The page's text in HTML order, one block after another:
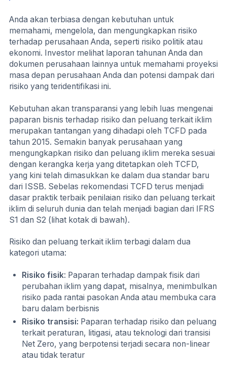
Anda akan terbiasa dengan kebutuhan untuk
memahami, mengelola, dan mengungkapkan risiko
terhadap perusahaan Anda, seperti risiko politik atau
ekonomi. Investor melihat laporan tahunan Anda dan
dokumen perusahaan lainnya untuk memahami proyeksi
masa depan perusahaan Anda dan potensi dampak dari
risiko yang teridentifikasi ini.
Kebutuhan akan transparansi yang lebih luas mengenai
paparan bisnis terhadap risiko dan peluang terkait iklim
merupakan tantangan yang dihadapi oleh TCFD pada
tahun 2015. Semakin banyak perusahaan yang
mengungkapkan risiko dan peluang iklim mereka sesuai
dengan kerangka kerja yang ditetapkan oleh TCFD,
yang kini telah dimasukkan ke dalam dua standar baru
dari ISSB. Sebelas rekomendasi TCFD terus menjadi
dasar praktik terbaik penilaian risiko dan peluang terkait
iklim di seluruh dunia dan telah menjadi bagian dari IFRS
S1 dan S2 (lihat kotak di bawah).
Risiko dan peluang terkait iklim terbagi dalam dua
kategori utama:
Risiko fisik: Paparan terhadap dampak fisik dari
perubahan iklim yang dapat, misalnya, menimbulkan
risiko pada rantai pasokan Anda atau membuka cara
baru dalam berbisnis
Risiko transisi: Paparan terhadap risiko dan peluang
terkait peraturan, litigasi, atau teknologi dari transisi
Net Zero, yang berpotensi terjadi secara non-linear
atau tidak teratur